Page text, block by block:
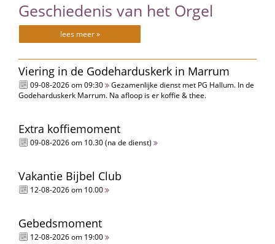
Geschiedenis van het Orgel
lees meer »
Viering in de Godeharduskerk in Marrum
09-08-2026 om 09:30
Gezamenlijke dienst met PG Hallum. In de
Godeharduskerk Marrum. Na afloop is er koffie & thee.
Extra koffiemoment
09-08-2026 om 10.30 (na de dienst)
Vakantie Bijbel Club
12-08-2026 om 10.00
Gebedsmoment
12-08-2026 om 19:00